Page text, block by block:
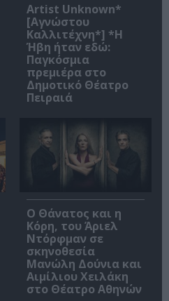
Artist Unknown*
[Αγνώστου
Καλλιτέχνη*] *Η
Ήβη ήταν εδώ:
Παγκόσμια
πρεμιέρα στο
Δημοτικό Θέατρο
Πειραιά
Ο Θάνατος και η
Κόρη, του Άριελ
Ντόρφμαν σε
σκηνοθεσία
Μανώλη Δούνια και
Αιμίλιου Χειλάκη
στο Θέατρο Αθηνών